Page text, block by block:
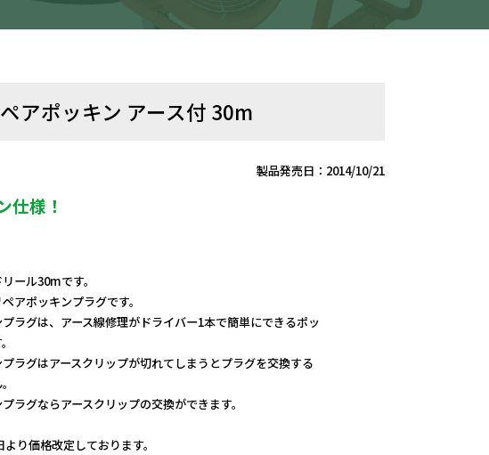
アポッキン アース付 30m
製品発売日：2014/10/21
仕様！
ール30mです。
アポッキンプラグです。
ラグは、アース線修理がドライバー1本で簡単にできるポッ
ラグはアースクリップが切れてしまうとプラグを交換する
ラグならアースクリップの交換ができます。
り価格改定しております。